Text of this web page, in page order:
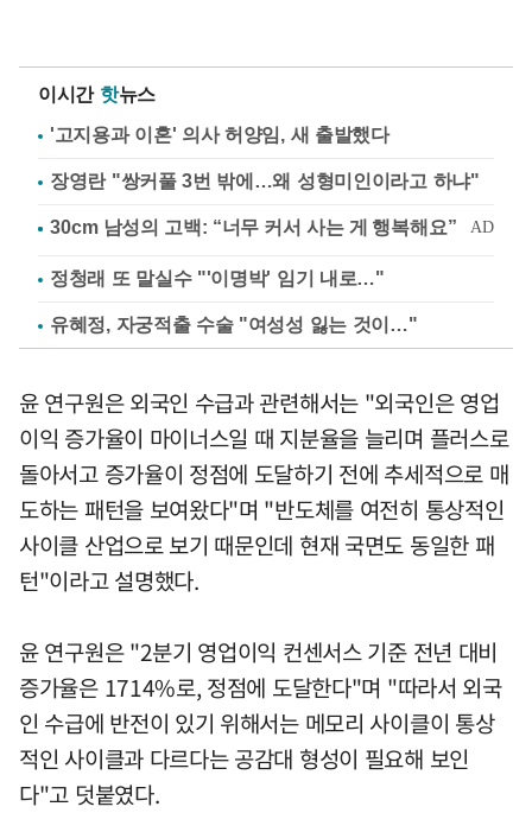
이시간 핫뉴스
'고지용과 이혼' 의사 허양임, 새 출발했다
장영란 "쌍커풀 3번 밖에…왜 성형미인이라고 하냐"
정청래 또 말실수 "'이명박' 임기 내로…"
유혜정, 자궁적출 수술 "여성성 잃는 것이…"
윤 연구원은 외국인 수급과 관련해서는 "외국인은 영업
이익 증가율이 마이너스일 때 지분율을 늘리며 플러스로
돌아서고 증가율이 정점에 도달하기 전에 추세적으로 매
도하는 패턴을 보여왔다"며 "반도체를 여전히 통상적인
사이클 산업으로 보기 때문인데 현재 국면도 동일한 패
턴"이라고 설명했다.
윤 연구원은 "2분기 영업이익 컨센서스 기준 전년 대비
증가율은 1714%로, 정점에 도달한다"며 "따라서 외국
인 수급에 반전이 있기 위해서는 메모리 사이클이 통상
적인 사이클과 다르다는 공감대 형성이 필요해 보인
다"고 덧붙였다.